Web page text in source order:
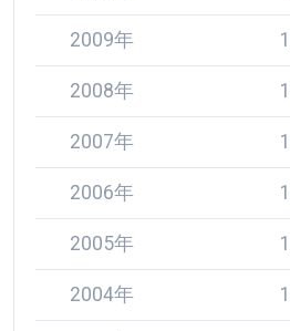
2009年
2008年
2007年
2006年
2005年
2004年